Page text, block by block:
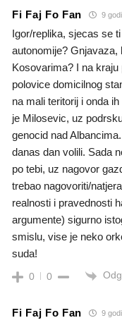
Fi Faj Fo Fan 9
Igor/replika, sjecas se
autonomije?
Kosovarima? I na kraju
polovice domicilnog
na mali teritorij i onda
je Milosevic, uz
genocid nad
danas dan volili. Sada
po tebi, uz nagovor
trebao nagovoriti/
realnosti i pravednosti
argumente) sigurno
smislu, vise je neko
suda!
0 0
Fi Faj Fo Fan 9